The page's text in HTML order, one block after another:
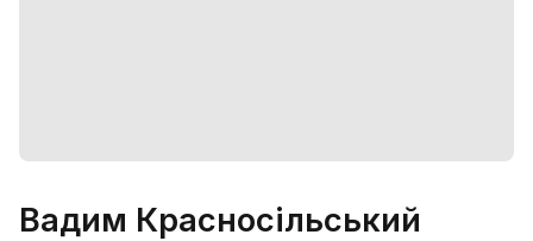
Вадим Красносільський